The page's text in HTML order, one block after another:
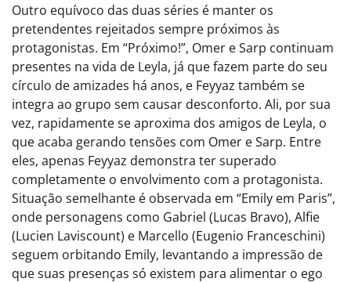
Outro equívoco das duas séries é manter os
pretendentes rejeitados sempre próximos às
protagonistas. Em “Próximo!”, Omer e Sarp continuam
presentes na vida de Leyla, já que fazem parte do seu
círculo de amizades há anos, e Feyyaz também se
integra ao grupo sem causar desconforto. Ali, por sua
vez, rapidamente se aproxima dos amigos de Leyla, o
que acaba gerando tensões com Omer e Sarp. Entre
eles, apenas Feyyaz demonstra ter superado
completamente o envolvimento com a protagonista.
Situação semelhante é observada em “Emily em Paris”,
onde personagens como Gabriel (Lucas Bravo), Alfie
(Lucien Laviscount) e Marcello (Eugenio Franceschini)
seguem orbitando Emily, levantando a impressão de
que suas presenças só existem para alimentar o ego